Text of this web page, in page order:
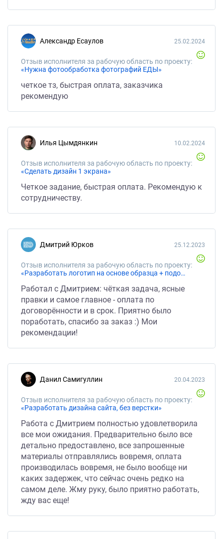
Александр Есаулов
Отзыв исполнителя за рабочую область по проекту:
«Нужна фотообработка фотографий ЕДЫ»
25.02.2024
четкое тз, быстрая оплата, заказчика
рекомендую
Илья Цымдянкин
Отзыв исполнителя за рабочую область по проекту:
«Сделать дизайн 1 экрана»
10.02.2024
Четкое задание, быстрая оплата. Рекомендую к
сотрудничеству.
Дмитрий Юрков
Отзыв исполнителя за рабочую область по проекту:
«Разработать логотип на основе образца + подобрать подходящие цвета»
25.12.2023
Работал с Дмитрием: чёткая задача, ясные
правки и самое главное - оплата по
договорённости и в срок. Приятно было
поработать, спасибо за заказ :) Мои
рекомендации!
Данил Самигуллин
Отзыв исполнителя за рабочую область по проекту:
«Разработать дизайна сайта, без верстки»
20.04.2023
Работа с Дмитрием полностью удовлетворила
все мои ожидания. Предварительно было все
детально предоставлено, все запрошенные
материалы отправлялись вовремя, оплата
производилась вовремя, не было вообще ни
каких задержек, что сейчас очень редко на
самом деле. Жму руку, было приятно работать,
жду вас еще!